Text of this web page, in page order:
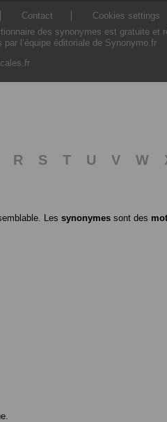
Contact
Cookies settings
des synonymes est gratuite et
l’équipe éditoriale de Synonymo.fr
R S T U V W
Les synonymes sont des